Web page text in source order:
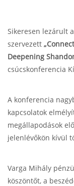
Sikeresen lezárult
szervezett
Deepening
csúcskonferencia
A konferencia
kapcsolatok
megállapodások
jelenlévőkön kívül
Varga Mihály
köszöntőt, a